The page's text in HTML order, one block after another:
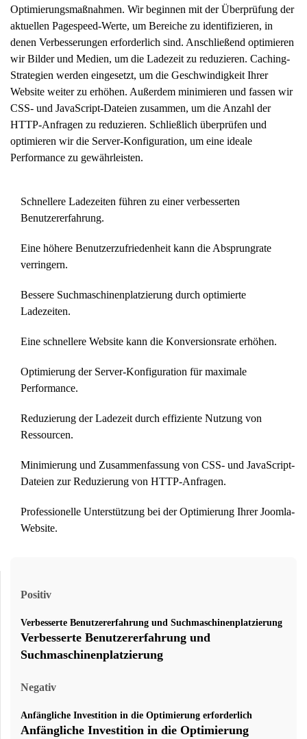
Optimierungsmaßnahmen. Wir beginnen mit der Überprüfung der
aktuellen Pagespeed-Werte, um Bereiche zu identifizieren, in
denen Verbesserungen erforderlich sind. Anschließend optimieren
wir Bilder und Medien, um die Ladezeit zu reduzieren. Caching-
Strategien werden eingesetzt, um die Geschwindigkeit Ihrer
Website weiter zu erhöhen. Außerdem minimieren und fassen wir
CSS- und JavaScript-Dateien zusammen, um die Anzahl der
HTTP-Anfragen zu reduzieren. Schließlich überprüfen und
optimieren wir die Server-Konfiguration, um eine ideale
Performance zu gewährleisten.
Schnellere Ladezeiten führen zu einer verbesserten
Benutzererfahrung.
Eine höhere Benutzerzufriedenheit kann die Absprungrate
verringern.
Bessere Suchmaschinenplatzierung durch optimierte
Ladezeiten.
Eine schnellere Website kann die Konversionsrate erhöhen.
Optimierung der Server-Konfiguration für maximale
Performance.
Reduzierung der Ladezeit durch effiziente Nutzung von
Ressourcen.
Minimierung und Zusammenfassung von CSS- und JavaScript-
Dateien zur Reduzierung von HTTP-Anfragen.
Professionelle Unterstützung bei der Optimierung Ihrer Joomla-
Website.
Positiv
Verbesserte Benutzererfahrung und Suchmaschinenplatzierung
Verbesserte Benutzererfahrung und
Suchmaschinenplatzierung
Negativ
Anfängliche Investition in die Optimierung erforderlich
Anfängliche Investition in die Optimierung